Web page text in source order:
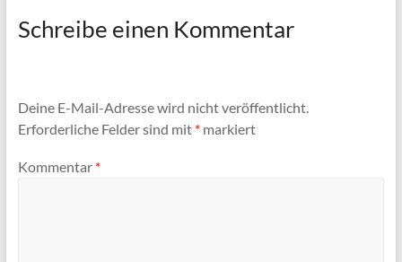
Schreibe einen Kommentar
Deine E-Mail-Adresse wird nicht veröffentlicht.
Erforderliche Felder sind mit *markiert
Kommentar *